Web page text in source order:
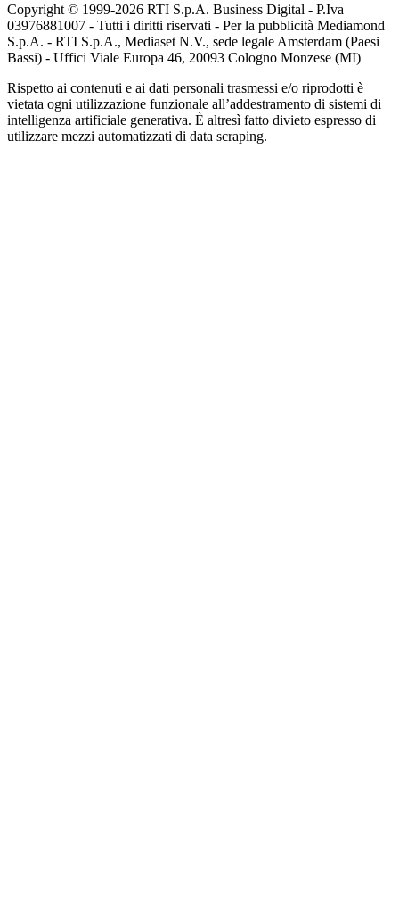
Copyright © 1999-2026 RTI S.p.A. Business Digital - P.Iva
03976881007 - Tutti i diritti riservati - Per la pubblicità Mediamond
S.p.A. - RTI S.p.A., Mediaset N.V., sede legale Amsterdam (Paesi
Bassi) - Uffici Viale Europa 46, 20093 Cologno Monzese (MI)
Rispetto ai contenuti e ai dati personali trasmessi e/o riprodotti è
vietata ogni utilizzazione funzionale all’addestramento di sistemi di
intelligenza artificiale generativa. È altresì fatto divieto espresso di
utilizzare mezzi automatizzati di data scraping.